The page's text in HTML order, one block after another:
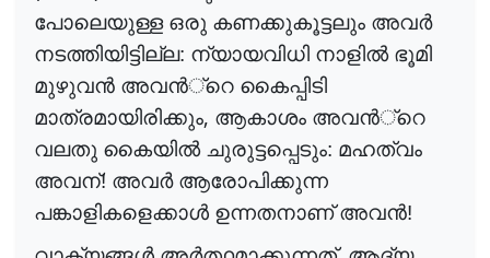
പോലെയുള്ള ഒരു കണക്കുകൂട്ടലും അവർ
നടത്തിയിട്ടില്ല: ന്യായവിധി നാളിൽഭൂമി
മുഴുവൻ അവൻ്റെ കൈപ്പിടി
മാത്രമായിരിക്കും, ആകാശം അവൻ്റെ
വലതു കൈയിൽചുരുട്ടപ്പെടും: മഹത്വം
അവന്! അവർആരോപിക്കുന്ന
പങ്കാളികളെക്കാൾ ഉന്നതനാണ് അവൻ!